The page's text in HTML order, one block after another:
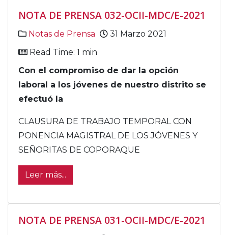
NOTA DE PRENSA 032-OCII-MDC/E-2021
Notas de Prensa
31 Marzo 2021
Read Time: 1 min
Con el compromiso de dar la opción
laboral a los jóvenes de nuestro distrito se
efectuó la
CLAUSURA DE TRABAJO TEMPORAL CON
PONENCIA MAGISTRAL DE LOS JÓVENES Y
SEÑORITAS DE COPORAQUE
Leer más...
NOTA DE PRENSA 031-OCII-MDC/E-2021